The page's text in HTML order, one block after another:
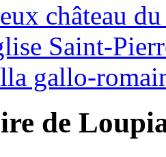
château
Saint-
gallo-
de